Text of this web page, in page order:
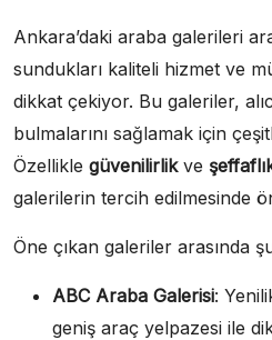
Ankara’daki araba galerileri
sundukları kaliteli hizmet ve
dikkat çekiyor. Bu galeriler,
bulmalarını sağlamak için
Özellikle güvenilirlikve
galerilerin tercih edilmesinde
Öne çıkan galeriler arasında
ABC Araba Galerisi:
geniş araç yelpazesi ile